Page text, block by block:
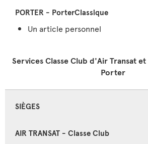
Un article personnel
Services Classe Club d'Air Transat
Porter
SIÈGES